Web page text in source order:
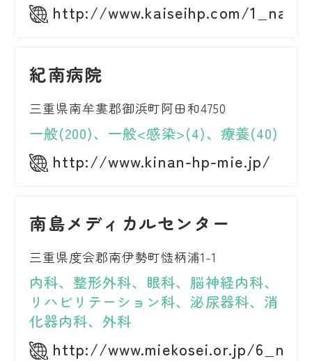
http://www.kaiseihp.com/
紀南病院
三重県南牟婁郡御浜町阿田和4750
一般(200)、一般<感染>(4)、療養(40)
http://www.kinan-hp-mie.jp/
南島メディカルセンター
三重県度会郡南伊勢町慥柄浦1-1
内科、整形外科、眼科、脳神経内科、
リハビリテーション科、泌尿器科、消
化器内科、外科
http://www.miekosei.or.jp/6_nah/